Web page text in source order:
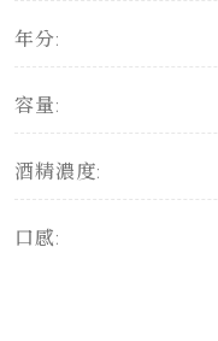
年分:
容量:
酒精濃度:
口感: